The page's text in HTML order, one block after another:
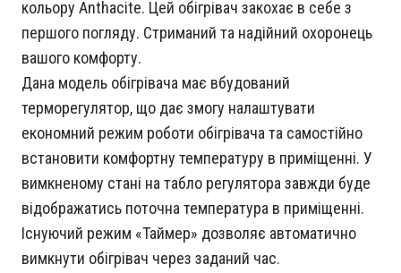
кольору Anthacite. Цей обігрівач закохає в себе з
першого погляду. Стриманий та надійний охоронець
вашого комфорту.
Дана модель обігрівача має вбудований
терморегулятор, що дає змогу налаштувати
економний режим роботи обігрівача та самостійно
встановити комфортну температуру в приміщенні. У
вимкненому стані на табло регулятора завжди буде
відображатись поточна температура в приміщенні.
Існуючий режим «Таймер» дозволяє автоматично
вимкнути обігрівач через заданий час.